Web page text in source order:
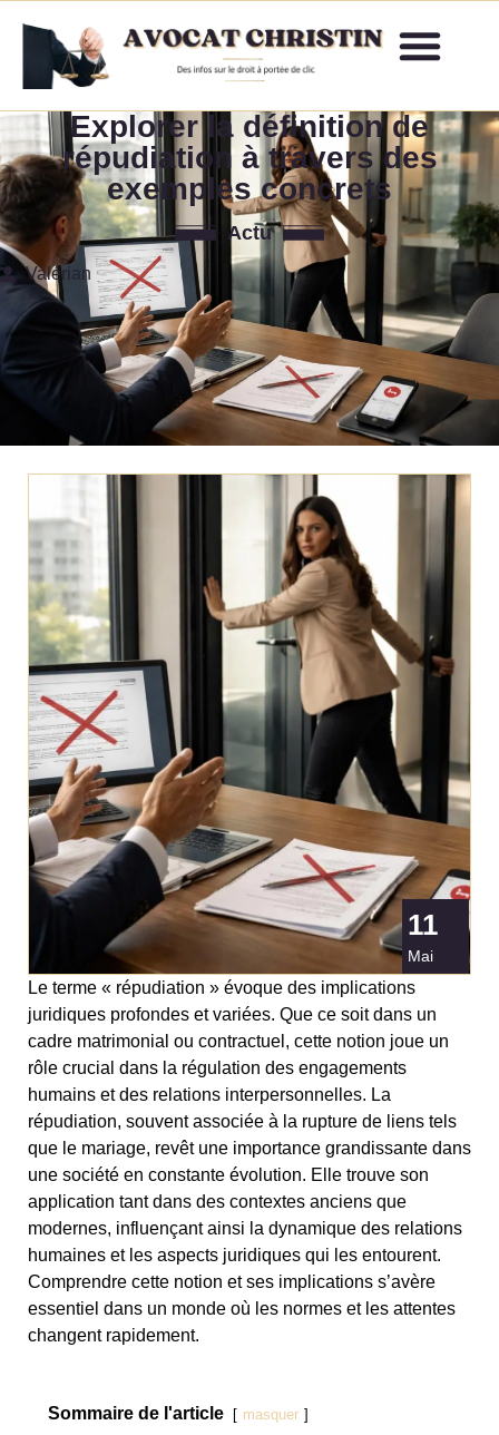
Explorer la définition de
répudiation à travers des
exemples concrets
Actu
Valérian
11
Mai
Le terme « répudiation » évoque des implications
juridiques profondes et variées. Que ce soit dans un
cadre matrimonial ou contractuel, cette notion joue un
rôle crucial dans la régulation des engagements
humains et des relations interpersonnelles. La
répudiation, souvent associée à la rupture de liens tels
que le mariage, revêt une importance grandissante dans
une société en constante évolution. Elle trouve son
application tant dans des contextes anciens que
modernes, influençant ainsi la dynamique des relations
humaines et les aspects juridiques qui les entourent.
Comprendre cette notion et ses implications s’avère
essentiel dans un monde où les normes et les attentes
changent rapidement.
Sommaire de l'article masquer